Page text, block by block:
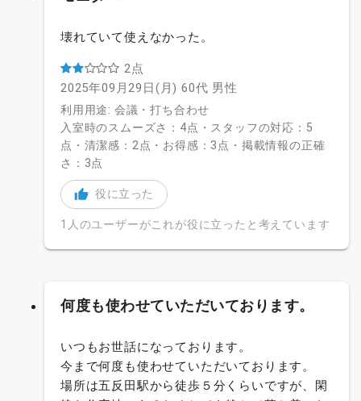
壊れていて使えなかった。
2点
2025年09月29日(月) 60代 男性
利用用途: 会議・打ち合わせ
入室時のスムーズさ：4点・スタッフの対応：5
点・清潔感：2点・お得感：3点・掲載情報の正確
さ：3点
役に立った
1人のユーザーがこれが役に立ったと考えています
何度も使わせていただいております。
いつもお世話になっております。
今まで何度も使わせていただいております。
場所は五反田駅から徒歩５分くらいですが、閑